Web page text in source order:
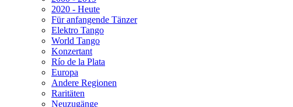
2020 - Heute
Für anfangende Tänzer
Elektro Tango
World Tango
Konzertant
Río de la Plata
Europa
Andere Regionen
Raritäten
Neuzugänge